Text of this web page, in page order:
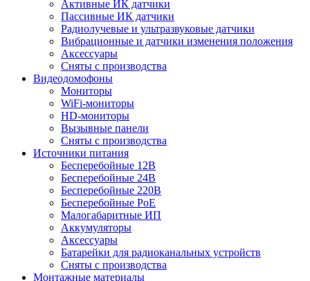
Активные ИК датчики
Пассивные ИК датчики
Радиолучевые и ультразвуковые датчики
Вибрационные и датчики изменения положения
Аксессуары
Сняты с производства
Видеодомофоны
Мониторы
WiFi-мониторы
HD-мониторы
Вызывные панели
Сняты с производства
Источники питания
Бесперебойные 12В
Бесперебойные 24В
Бесперебойные 220В
Бесперебойные PoE
Малогабаритные ИП
Аккумуляторы
Аксессуары
Батарейки для радиоканальных устройств
Сняты с производства
Монтажные материалы